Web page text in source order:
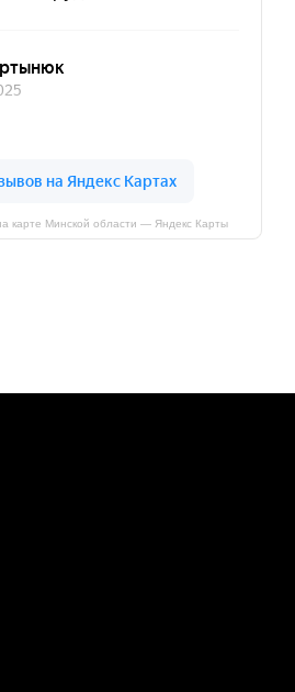
карте Минской области — Яндекс Карты